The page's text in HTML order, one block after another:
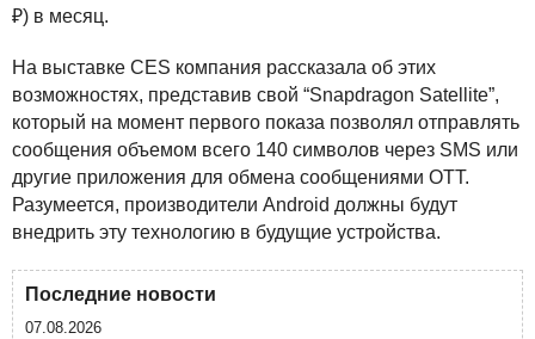
₽) в месяц.
На выставке CES компания рассказала об этих
возможностях, представив свой “Snapdragon Satellite”,
который на момент первого показа позволял отправлять
сообщения объемом всего 140 символов через SMS или
другие приложения для обмена сообщениями OTT.
Разумеется, производители Android должны будут
внедрить эту технологию в будущие устройства.
Последние новости
07.08.2026